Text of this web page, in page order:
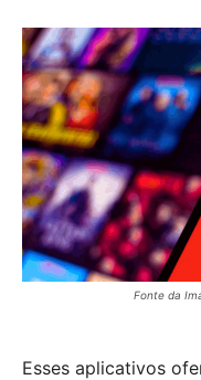
Fonte da
Esses aplicativos